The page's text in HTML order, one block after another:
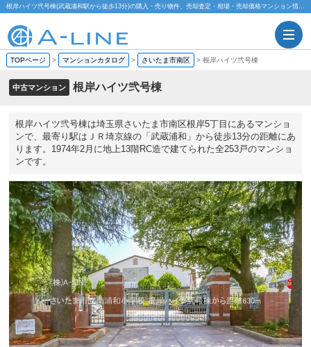
根岸ハイツ弐号棟(武蔵浦和駅から徒歩13分)の購入・売り物件、売却査定・相場・売却価格マンション情報｜株式会社A-LINE
TOPページ > マンションカタログ > さいたま市南区 > 根岸ハイツ弐号棟
中古マンション 根岸ハイツ弐号棟
根岸ハイツ弐号棟は埼玉県さいたま市南区根岸5丁目にあるマンショ
ンで、最寄り駅はＪＲ埼京線の「武蔵浦和」から徒歩13分の距離にあ
ります。1974年2月に地上13階RC造で建てられた全253戸のマンショ
ンです。